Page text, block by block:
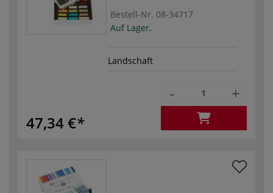
Bestell-Nr. 08-34717
Auf Lager.
Landschaft
47,34 €
- +